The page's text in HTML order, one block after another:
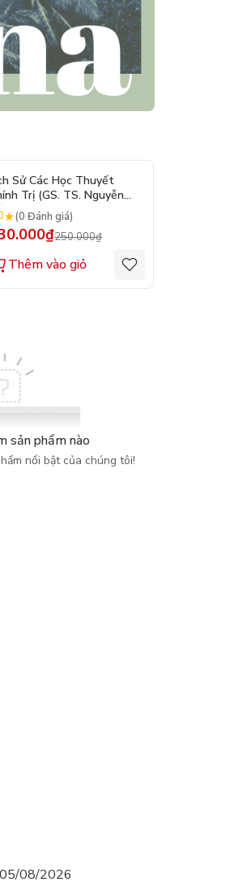
Sử Các Học Thuyết
Trị (GS. TS. Nguyễn
Dung)
(0 Đánh giá)
250.000₫
Thêm vào giỏ
pháp khác nhau?
cùng hướng dẫn vô cùng cô đọng - sẽ
pháp 3-
(hình dung) và viết (lên kịch bản)
chờ bạn phía trước! Trên chặng
sản phẩm nào
nổi bật của chúng tôi!
08/2026